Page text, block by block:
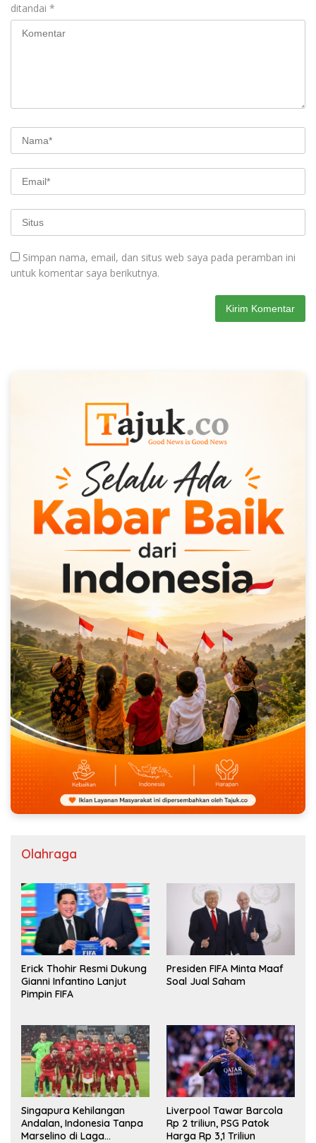
ditandai *
Simpan nama, email, dan situs web saya pada peramban ini
untuk komentar saya berikutnya.
Olahraga
Erick Thohir Resmi Dukung
Gianni Infantino Lanjut
Pimpin FIFA
Presiden FIFA Minta Maaf
Soal Jual Saham
Singapura Kehilangan
Andalan, Indonesia Tanpa
Marselino di Laga
Liverpool Tawar Barcola
Rp 2 triliun, PSG Patok
Harga Rp 3,1 Triliun